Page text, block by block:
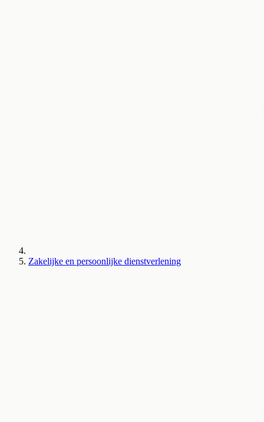
Zakelijke en persoonlijke dienstverlening